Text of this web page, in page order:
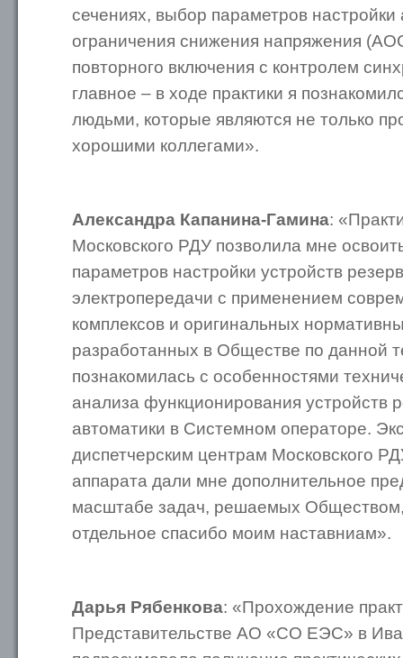
сечениях, выбор параметров настройки
ограничения снижения напряжения
повторного включения с контролем
главное – в ходе практики я
людьми, которые являются не только
хорошими коллегами».
Александра Капанина-Гамина:
Московского РДУ позволила мне
параметров настройки устройств
электропередачи с применением
комплексов и оригинальных
разработанных в Обществе по данной
познакомилась с особенностями
анализа функционирования устройств
автоматики в Системном операторе.
диспетчерским центрам Московского
аппарата дали мне дополнительное
масштабе задач, решаемых Обществом,
отдельное спасибо моим наставниам».
Дарья Рябенкова: «Прохождение
Представительстве АО «СО ЕЭС» в